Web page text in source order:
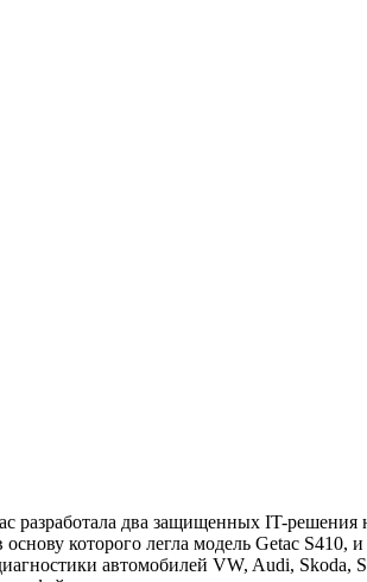
разработала два защищенных IT-решения
которого легла модель Getac S410,
автомобилей VW, Audi, Skoda,